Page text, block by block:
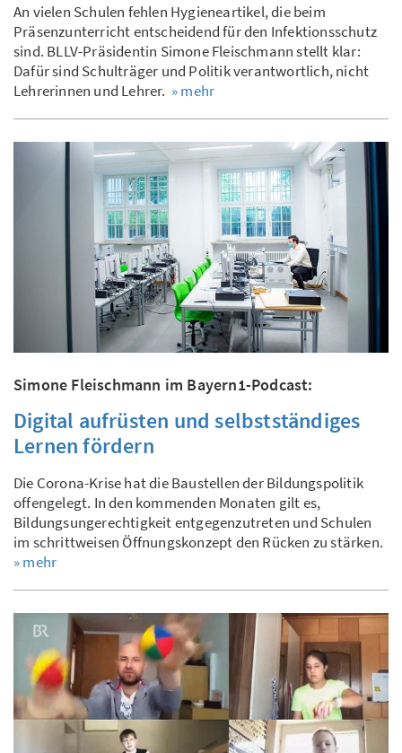
An vielen Schulen fehlen Hygieneartikel, die beim
Präsenzunterricht entscheidend für den Infektionsschutz
sind. BLLV-Präsidentin Simone Fleischmann stellt klar:
Dafür sind Schulträger und Politik verantwortlich, nicht
Lehrerinnen und Lehrer. » mehr
Simone Fleischmann im Bayern1-Podcast:
Digital aufrüsten und selbstständiges
Lernen fördern
Die Corona-Krise hat die Baustellen der Bildungspolitik
offengelegt. In den kommenden Monaten gilt es,
Bildungsungerechtigkeit entgegenzutreten und Schulen
im schrittweisen Öffnungskonzept den Rücken zu stärken.
» mehr